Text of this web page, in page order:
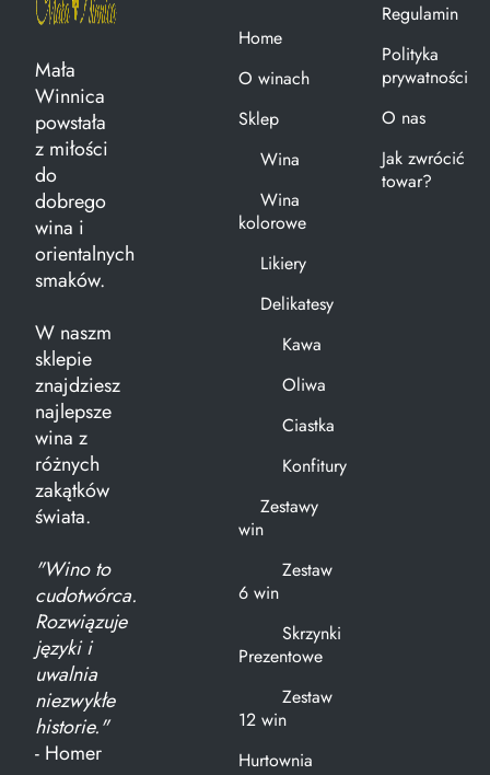
Mała
Winnica
powstała
z miłości
do
dobrego
wina i
orientalnych
smaków.
W naszm
sklepie
znajdziesz
najlepsze
wina z
różnych
zakątków
świata.
"Wino to
cudotwórca.
Rozwiązuje
języki i
uwalnia
niezwykłe
historie."
- Homer
Home
O winach
Sklep
Wina
Wina
kolorowe
Likiery
Delikatesy
Kawa
Oliwa
Ciastka
Konfitury
Zestawy
win
Zestaw
6 win
Skrzynki
Prezentowe
Zestaw
12 win
Hurtownia
Regulamin
Polityka
prywatności
O nas
Jak zwrócić
towar?